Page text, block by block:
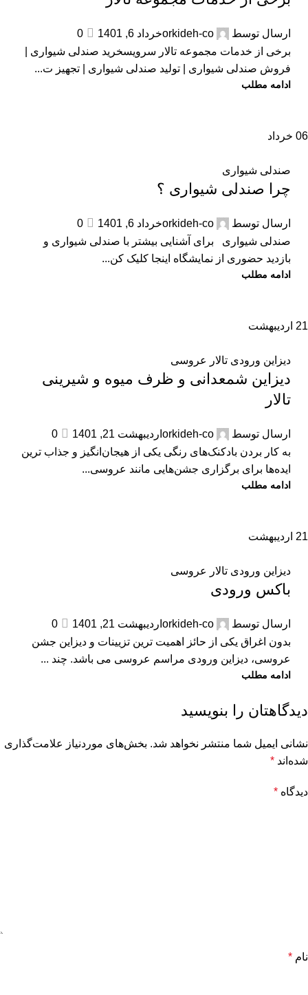
ارسال توسط orkideh-coخرداد 6, 1401
0
برخی از خدمات مجموعه تالار سرویسخرید صندلی شیواری |
فروش صندلی شیواری | تولید صندلی شیواری | تجهیز ت...
ادامه مطلب
06 خرداد
صندلی شیواری
چرا صندلی شیواری ؟
ارسال توسط orkideh-coخرداد 6, 1401
0
صندلی شیواری برای آشنایی بیشتر با صندلی شیواری و
بازدید حضوری از نمایشگاه اینجا کلیک کن...
ادامه مطلب
21 اردیبهشت
دیزاین ورودی تالار عروسی
دیزاین شمعدانی و ظرف میوه و شیرینی
تالار
ارسال توسط orkideh-co اردیبهشت 21, 1401
0
به کار بردن بادکنک‌های رنگی یکی از هیجان‌انگیز و جذاب ترین
ایده‌ها برای برگزاری جشن‌هایی مانند عروسی...
ادامه مطلب
21 اردیبهشت
دیزاین ورودی تالار عروسی
باکس ورودی
ارسال توسط orkideh-co اردیبهشت 21, 1401
0
بدون اغراق یکی از حائز اهمیت ترین تزیینات و دیزاین جشن
عروسی، دیزاین ورودی مراسم عروسی می باشد. چند ...
ادامه مطلب
دیدگاهتان را بنویسید
نشانی ایمیل شما منتشر نخواهد شد. بخش‌های موردنیاز علامت‌گذاری
شده‌اند *
دیدگاه *
نام *